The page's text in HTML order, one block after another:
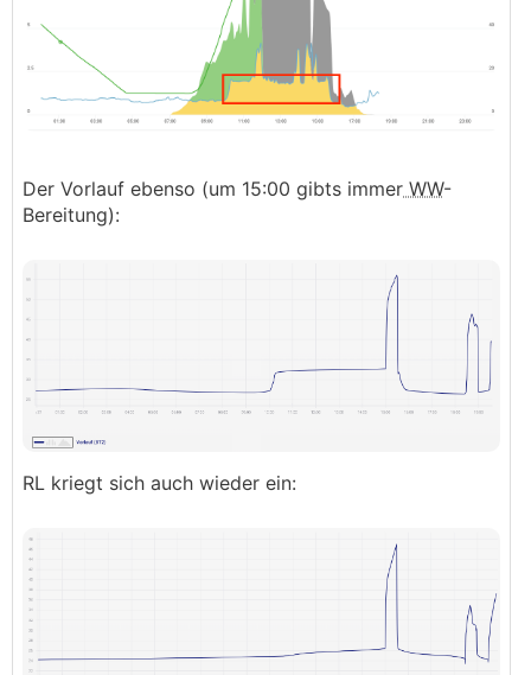
Der Vorlauf ebenso (um 15:00 gibts immer WW-
Bereitung):
RL kriegt sich auch wieder ein: